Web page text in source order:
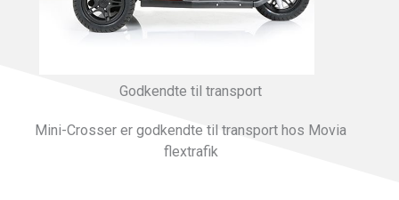
Godkendte til transport
Mini-Crosser er godkendte til transport hos Movia
flextrafik